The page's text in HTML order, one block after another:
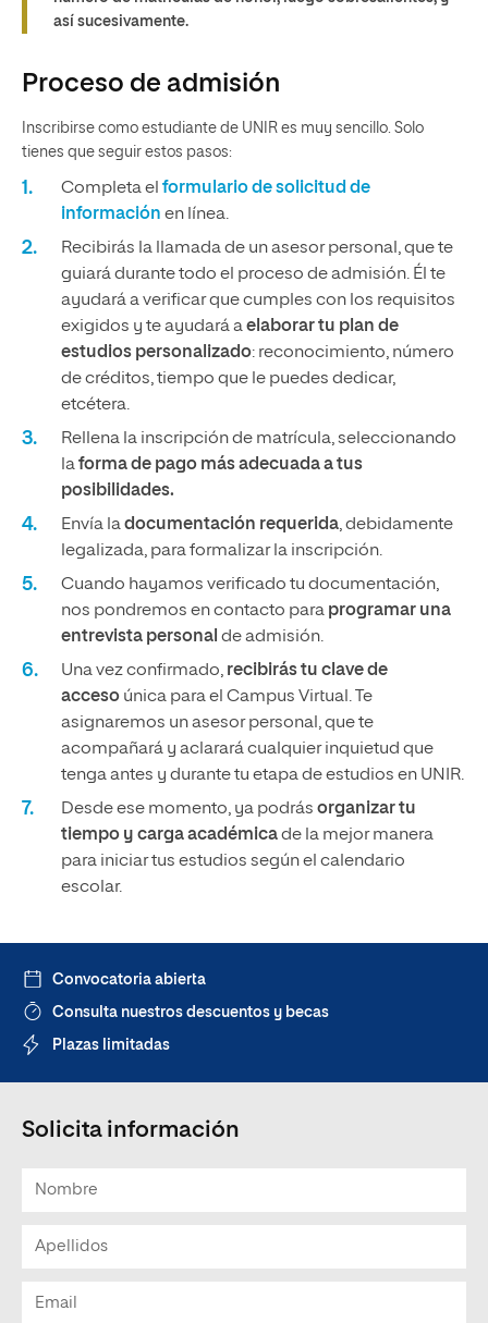
así sucesivamente.
Proceso de admisión
Inscribirse como estudiante de UNIR es muy sencillo. Solo
tienes que seguir estos pasos:
Completa el formulario de solicitud de
información en línea.
Recibirás la llamada de un asesor personal, que te
guiará durante todo el proceso de admisión. Él te
ayudará a verificar que cumples con los requisitos
exigidos y te ayudará aelaborar tu plan de
estudios personalizado: reconocimiento, número
de créditos, tiempo que le puedes dedicar,
etcétera.
Rellena la inscripción de matrícula, seleccionando
laforma de pago más adecuada a tus
posibilidades.
Envía ladocumentación requerida, debidamente
legalizada, para formalizar la inscripción.
Cuando hayamos verificado tu documentación,
nos pondremos en contacto para programar una
entrevista personal de admisión.
Una vez confirmado, recibirás tu clave de
acceso única para el Campus Virtual. Te
asignaremos un asesor personal, que te
acompañará y aclarará cualquier inquietud que
tenga antes y durante tu etapa de estudios en UNIR.
Desde ese momento, ya podrás organizar tu
tiempo y carga académicade la mejor manera
para iniciar tus estudios según el calendario
escolar.
Convocatoria abierta
Consulta nuestros descuentos y becas
Plazas limitadas
Solicita información